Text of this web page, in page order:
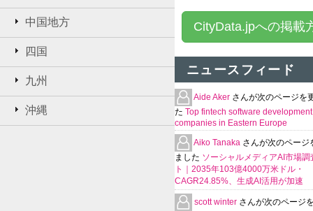
中国地方
四国
九州
沖縄
CityData.jpへの掲載
ニュースフィード
Aide Aker さんが次のページを
た Top fintech software development
companies in Eastern Europe
Aiko Tanaka さんが次のページ
ました ソーシャルメディアAI市場調
ト｜2035年103億4000万米ドル・
CAGR24.85%、生成AI活用が加速
scott winter さんが次のページ